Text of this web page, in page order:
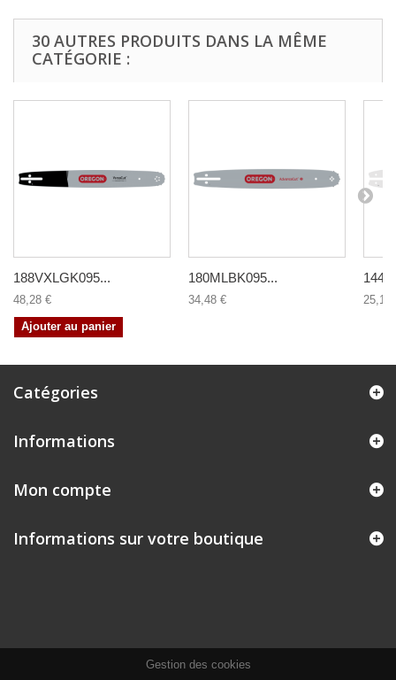
30 AUTRES PRODUITS DANS LA MÊME
CATÉGORIE :
188VXLGK095...
48,28 €
Ajouter au panier
180MLBK095...
34,48 € 25,11
Catégories
Informations
Mon compte
Informations sur votre boutique
Gestion des cookies